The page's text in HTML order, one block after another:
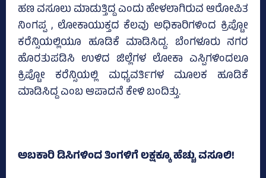
ಹಣ ವಸೂಲು ಮಾಡುತ್ತಿದ್ದ ಎಂದು ಹೇಳಲಾಗಿರುವ ಆರೋಪಿತ
ನಿಂಗಪ್ಪ , ಲೋಕಾಯುಕ್ತದ ಕೆಲವು ಅಧಿಕಾರಿಗಳಿಂದ ಕ್ರಿಪ್ಟೋ
ಕರೆನ್ಸಿಯಲ್ಲಿಯೂ ಹೂಡಿಕೆ ಮಾಡಿಸಿದ್ದ. ಬೆಂಗಳೂರು ನಗರ
ಹೊರತುಪಡಿಸಿ ಉಳಿದ ಜಿಲ್ಲೆಗಳ ಲೋಕಾ ಎಸ್ಪಿಗಳಿಂದಲೂ
ಕ್ರಿಪ್ಟೋ ಕರೆನ್ಸಿಯಲ್ಲಿ ಮಧ್ಯವರ್ತಿಗಳ ಮೂಲಕ ಹೂಡಿಕೆ
ಮಾಡಿಸಿದ್ದ ಎಂಬ ಆಪಾದನೆ ಕೇಳಿ ಬಂದಿತ್ತು.
ಅಬಕಾರಿ ಡಿಸಿಗಳಿಂದ ತಿಂಗಳಿಗೆ ಲಕ್ಷಕ್ಕೂ ಹೆಚ್ಚು ವಸೂಲಿ!